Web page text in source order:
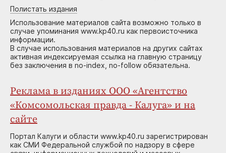
Полистать издания
Использование материалов сайта возможно только в
случае упоминания www.kp40.ru как первоисточника
информации.
В случае использования материалов на других сайтах
активная индексируемая ссылка на главную страницу
без заключения в no-index, no-follow обязательна.
Реклама в изданиях ООО «Агентство
«Комсомольская правда - Калуга» и на
сайте
Портал Калуги и области www.kp40.ru зарегистрирован
как СМИ Федеральной службой по надзору в сфере